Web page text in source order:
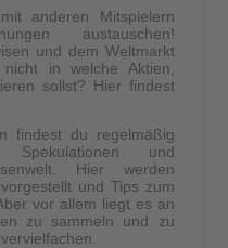
anderen Mitspielern
austauschen!
und dem Weltmarkt
in welche Aktien,
sollst? Hier findest
findest du regelmäßig
Spekulationen und
Hier werden
und Tips zum
vor allem liegt es an
zu sammeln und zu